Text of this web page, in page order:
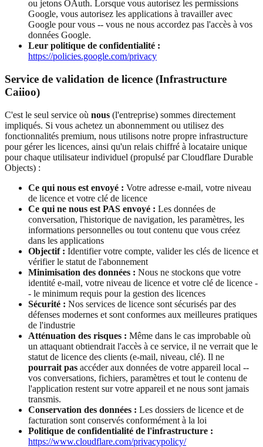
ou jetons OAuth. Lorsque vous autorisez les permissions
Google, vous autorisez les applications à travailler avec
Google pour vous -- vous ne nous accordez pas l'accès à vos
données Google.
Leur politique de confidentialité :
https://policies.google.com/privacy
Service de validation de licence (Infrastructure
Caiioo)
C'est le seul service où nous (l'entreprise) sommes directement
impliqués. Si vous achetez un abonnemment ou utilisez des
fonctionnalités premium, nous utilisons notre propre infrastructure
pour gérer les licences, ainsi qu'un relais chiffré à locataire unique
pour chaque utilisateur individuel (propulsé par Cloudflare Durable
Objects) :
Ce qui nous est envoyé : Votre adresse e-mail, votre niveau
de licence et votre clé de licence
Ce qui ne nous est PAS envoyé : Les données de
conversation, l'historique de navigation, les paramètres, les
informations personnelles ou tout contenu que vous créez
dans les applications
Objectif : Identifier votre compte, valider les clés de licence et
vérifier le statut de l'abonnement
Minimisation des données : Nous ne stockons que votre
identité e-mail, votre niveau de licence et votre clé de licence -
- le minimum requis pour la gestion des licences
Sécurité : Nos services de licence sont sécurisés par des
défenses modernes et sont conformes aux meilleures pratiques
de l'industrie
Atténuation des risques : Même dans le cas improbable où
un attaquant obtiendrait l'accès à ce service, il ne verrait que le
statut de licence des clients (e-mail, niveau, clé). Il ne
pourrait pas accéder aux données de votre appareil local --
vos conversations, fichiers, paramètres et tout le contenu de
l'application restent sur votre appareil et ne nous sont jamais
transmis.
Conservation des données : Les dossiers de licence et de
facturation sont conservés conformément à la loi
Politique de confidentialité de l'infrastructure :
https://www.cloudflare.com/privacypolicy/